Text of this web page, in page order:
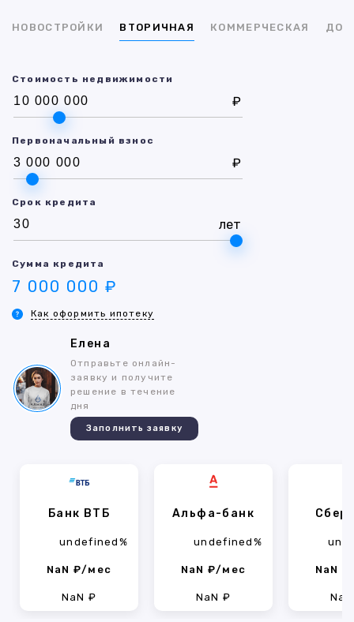
НОВОСТРОЙКИ ВТОРИЧНАЯ КОММЕРЧЕСКАЯ ДОМ
Стоимость недвижимости
₽
Первоначальный взнос
₽
Срок кредита
лет
Сумма кредита
7 000 000 ₽
Как оформить ипотеку
Елена
Отправьте онлайн-
заявку и получите
решение в течение
дня
Заполнить заявку
Банк ВТБ
undefined%
NaN ₽/мес
NaN ₽
Альфа-банк
undefined%
NaN ₽/мес
NaN ₽
NaN